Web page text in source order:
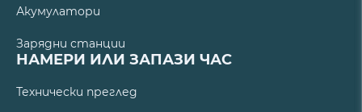
Акумулатори
Зарядни станции
НАМЕРИ ИЛИ ЗАПАЗИ ЧАС
Технически преглед